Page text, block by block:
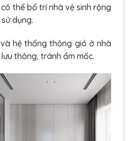
thể bố trí nhà vệ sinh rộng
dụng.
hệ thống thông gió ở nhà
thông, tránh ẩm mốc.